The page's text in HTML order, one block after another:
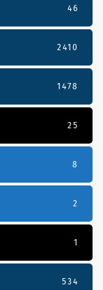
46
2410
1478
25
8
2
1
534